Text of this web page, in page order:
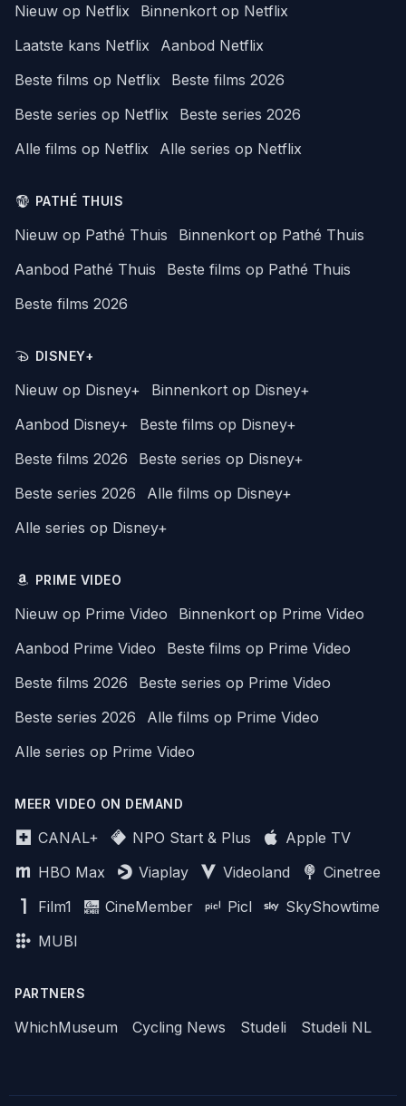
Nieuw op Netflix
Binnenkort op Netflix
Laatste kans Netflix
Aanbod Netflix
Beste films op Netflix
Beste films 2026
Beste series op Netflix
Beste series 2026
Alle films op Netflix
Alle series op Netflix
PATHÉ THUIS
Nieuw op Pathé Thuis
Binnenkort op Pathé Thuis
Aanbod Pathé Thuis
Beste films op Pathé Thuis
Beste films 2026
DISNEY+
Nieuw op Disney+
Binnenkort op Disney+
Aanbod Disney+
Beste films op Disney+
Beste films 2026
Beste series op Disney+
Beste series 2026
Alle films op Disney+
Alle series op Disney+
PRIME VIDEO
Nieuw op Prime Video
Binnenkort op Prime Video
Aanbod Prime Video
Beste films op Prime Video
Beste films 2026
Beste series op Prime Video
Beste series 2026
Alle films op Prime Video
Alle series op Prime Video
MEER VIDEO ON DEMAND
CANAL+ NPO Start & Plus
Apple TV
HBO Max
Viaplay Videoland
Cinetree
Film1
CineMember Picl
SkyShowtime
MUBI
PARTNERS
WhichMuseum Cycling News Studeli Studeli NL